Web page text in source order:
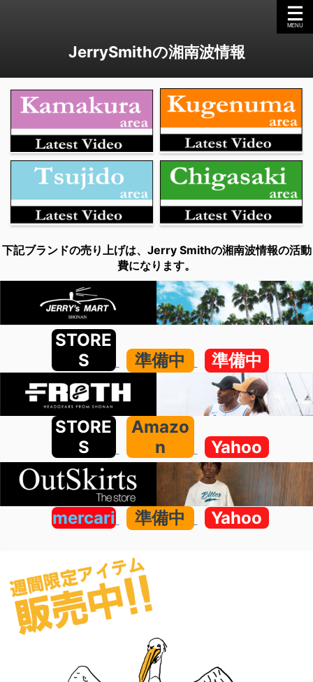
JerrySmithの湘南波情報
下記ブランドの売り上げは、Jerry Smithの湘南波情報の活動
費になります。
STORE
S
準備中 準備中
STORE
S
Amazo
n
Yahoo
mercari 準備中 Yahoo